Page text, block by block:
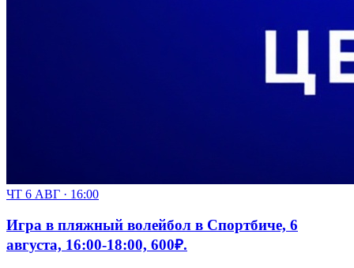
ЧТ 6 АВГ · 16:00
Игра в пляжный волейбол в Спортбиче, 6
августа, 16:00-18:00, 600₽.